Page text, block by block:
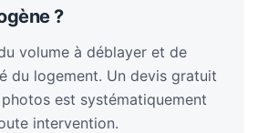
?
volume à déblayer et de
du logement. Un devis gratuit
est systématiquement
intervention.